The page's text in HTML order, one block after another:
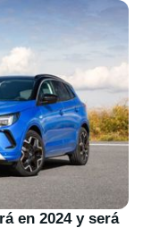
en 2024 y será